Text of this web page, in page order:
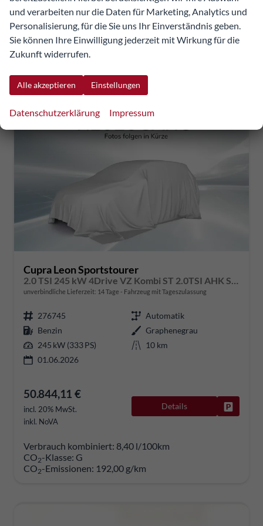
inkl. NoVA
Verbrauch kombiniert:8,40 l/100km
2
CO -Emissionen:
Cupra Leon Sportstourer
2.0 TSI 245 kW 4Drive VZ Kombi ST 2.0TSI AHK Sound ACC
unverbindliche Lieferzeit: 14 Tage Fahrzeug mit Tageszulassung
276745
Automatik
Benzin
Graphenegrau
245 kW (333 PS)
10 km
01.06.2026
50.844,11 €
incl. 20% MwSt.
inkl. NoVA
Details
Verbrauch kombiniert: 8,40 l/100km
CO2-Klasse: G
CO2-Emissionen: 192,00 g/km
und verarbeiten nur die Daten für Marketing, Analytics und
Personalisierung, für die Sie uns Ihr Einverständnis geben.
Sie können Ihre Einwilligung jederzeit mit Wirkung für die
Zukunft widerrufen.
Alle akzeptieren Einstellungen
Datenschutzerklärung Impressum